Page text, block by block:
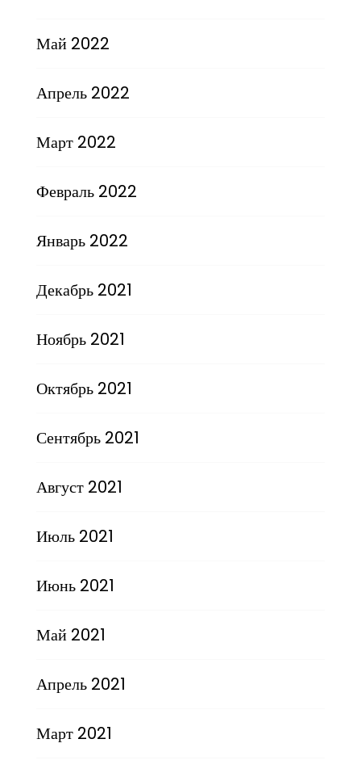
Май 2022
Апрель 2022
Март 2022
Февраль 2022
Январь 2022
Декабрь 2021
Ноябрь 2021
Октябрь 2021
Сентябрь 2021
Август 2021
Июль 2021
Июнь 2021
Май 2021
Апрель 2021
Март 2021